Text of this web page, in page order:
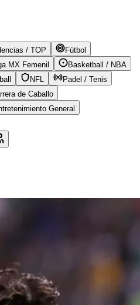
/ TOP
Fútbol
MX Femenil
Basketball / NBA
NFL
Padel / Tenis
de Caballo
General